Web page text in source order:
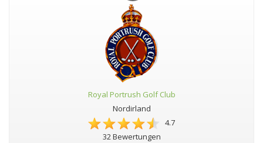
Royal Portrush Golf Club
Nordirland
4.7
32 Bewertungen